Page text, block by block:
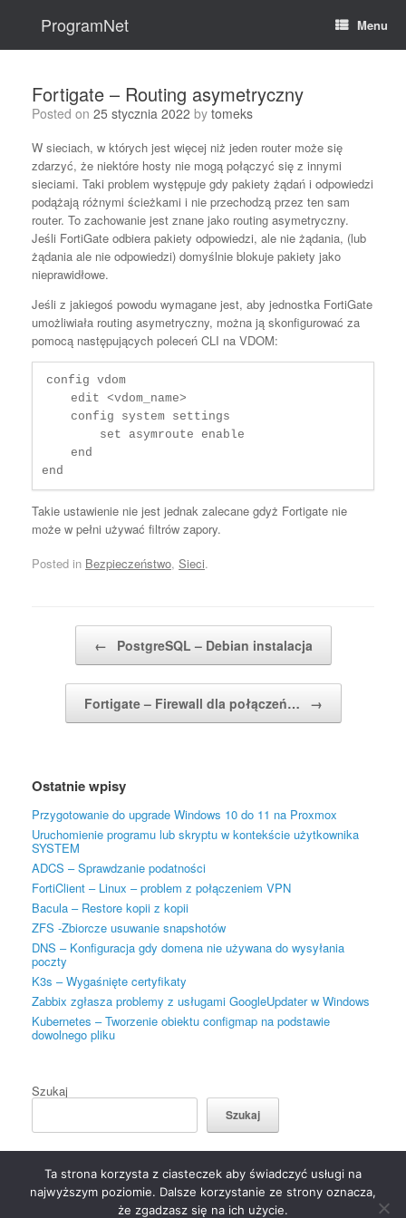
ProgramNet Menu
Fortigate – Routing asymetryczny
Posted on 25 stycznia 2022 by tomeks
W sieciach, w których jest więcej niż jeden router może się
zdarzyć, że niektóre hosty nie mogą połączyć się z innymi
sieciami. Taki problem występuje gdy pakiety żądań i odpowiedzi
podążają różnymi ścieżkami i nie przechodzą przez ten sam
router. To zachowanie jest znane jako routing asymetryczny.
Jeśli FortiGate odbiera pakiety odpowiedzi, ale nie żądania, (lub
żądania ale nie odpowiedzi) domyślnie blokuje pakiety jako
nieprawidłowe.
Jeśli z jakiegoś powodu wymagane jest, aby jednostka FortiGate
umożliwiała routing asymetryczny, można ją skonfigurować za
pomocą następujących poleceń CLI na VDOM:
config vdom
end
Takie ustawienie nie jest jednak zalecane gdyż Fortigate nie
może w pełni używać filtrów zapory.
Posted in Bezpieczeństwo, Sieci.
Post navigation
← PostgreSQL – Debian instalacja
Fortigate – Firewall dla połączeń… →
Ostatnie wpisy
Przygotowanie do upgrade Windows 10 do 11 na Proxmox
Uruchomienie programu lub skryptu w kontekście użytkownika
SYSTEM
ADCS – Sprawdzanie podatności
FortiClient – Linux – problem z połączeniem VPN
Bacula – Restore kopii z kopii
ZFS -Zbiorcze usuwanie snapshotów
DNS – Konfiguracja gdy domena nie używana do wysyłania
poczty
K3s – Wygaśnięte certyfikaty
Zabbix zgłasza problemy z usługami GoogleUpdater w Windows
Kubernetes – Tworzenie obiektu configmap na podstawie
dowolnego pliku
Szukaj
Szukaj
Ta strona korzysta z ciasteczek aby świadczyć usługi na
najwyższym poziomie. Dalsze korzystanie ze strony oznacza,
że zgadzasz się na ich użycie.